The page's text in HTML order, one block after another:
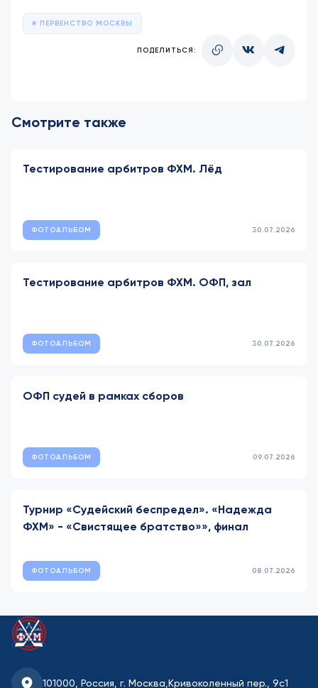
ПЕРВЕНСТВО МОСКВЫ
ПОДЕЛИТЬСЯ:
Смотрите также
Тестирование арбитров ФХМ. Лёд
ФОТОАЛЬБОМ 30.07.2026
Тестирование арбитров ФХМ. ОФП, зал
ФОТОАЛЬБОМ 30.07.2026
ОФП судей в рамках сборов
ФОТОАЛЬБОМ 09.07.2026
Турнир «Судейский беспредел». «Надежда
ФХМ» - «Свистящее братство»», финал
ФОТОАЛЬБОМ 08.07.2026
101000, Россия, г. Москва, Кривоколенный пер., 9с1